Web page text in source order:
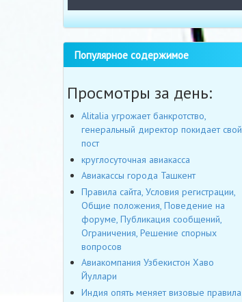
Популярное содержимое
Просмотры за день:
Alitalia угрожает банкротство,
генеральный директор покидает свой
пост
круглосуточная авиакасса
Авиакассы города Ташкент
Правила сайта, Условия регистрации,
Общие положения, Поведение на
форуме, Публикация сообщений,
Ограничения, Решение спорных
вопросов
Авиакомпания Узбекистон Хаво
Йуллари
Индия опять меняет визовые правила